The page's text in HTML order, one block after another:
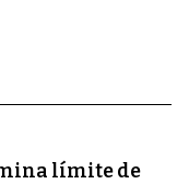
límite de